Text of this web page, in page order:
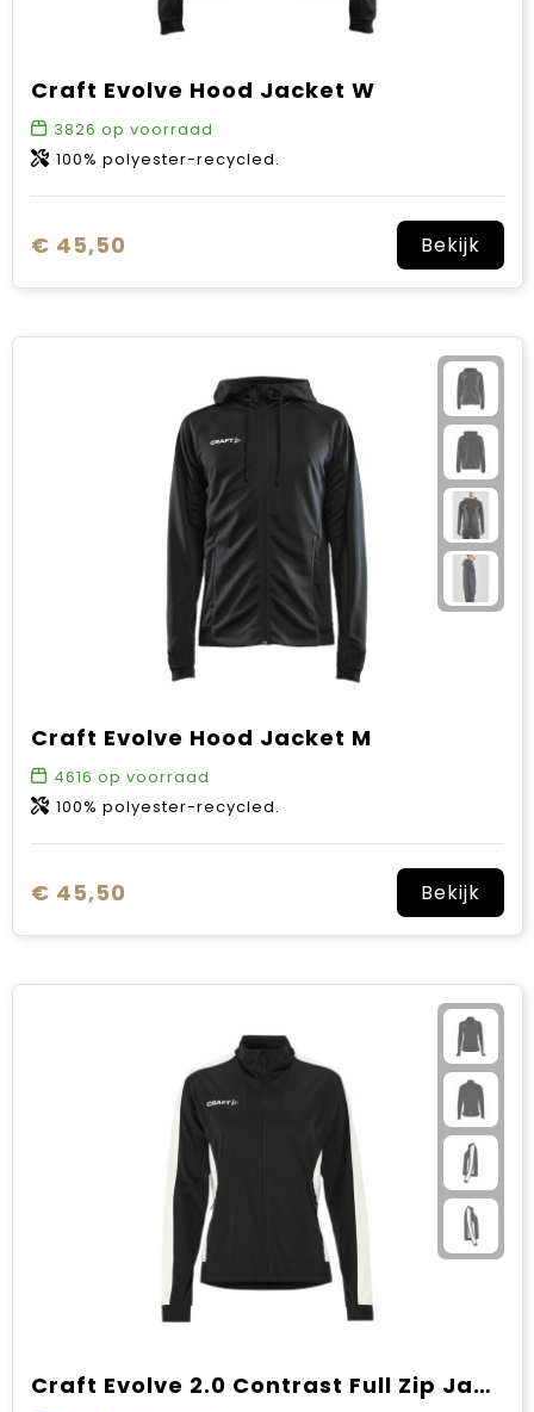
Craft Evolve Hood Jacket W
3826 op voorraad
100% polyester-recycled.
€ 45,50 Bekijk
Craft Evolve Hood Jacket M
4616 op voorraad
100% polyester-recycled.
€ 45,50 Bekijk
Craft Evolve 2.0 Contrast Full Zip Jacket W